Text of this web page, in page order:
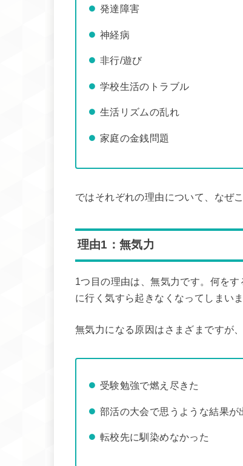
発達障害
神経病
非行/遊び
学校生活のトラブル
生活リズムの乱れ
家庭の金銭問題
ではそれぞれの理由について、なぜ
理由1：無気力
1つ目の理由は、無気力です。何を
に行く気すら起きなくなってしまいま
無気力になる原因はさまざまですが
受験勉強で燃え尽きた
部活の大会で思うような結果が
転校先に馴染めなかった